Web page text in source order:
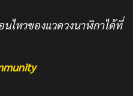
ไหวของแวดวงนาฬิกาได้ที่